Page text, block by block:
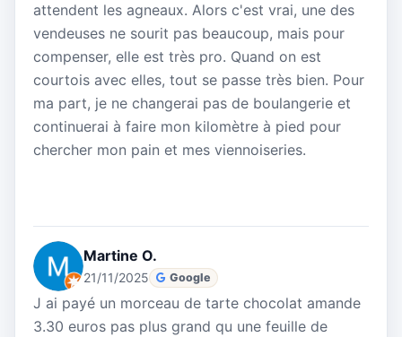
attendent les agneaux. Alors c'est vrai, une des
vendeuses ne sourit pas beaucoup, mais pour
compenser, elle est très pro. Quand on est
courtois avec elles, tout se passe très bien. Pour
ma part, je ne changerai pas de boulangerie et
continuerai à faire mon kilomètre à pied pour
chercher mon pain et mes viennoiseries.
Martine O.
21/11/2025 Google
J ai payé un morceau de tarte chocolat amande
3.30 euros pas plus grand qu une feuille de